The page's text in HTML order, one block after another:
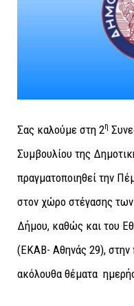
Σας καλούμε στη 2η
Συμβουλίου της
πραγματοποιηθεί την
στον χώρο στέγασης
Δήμου, καθώς και του
(ΕΚΑΒ- Αθηνάς 29), στην
ακόλουθα θέματα